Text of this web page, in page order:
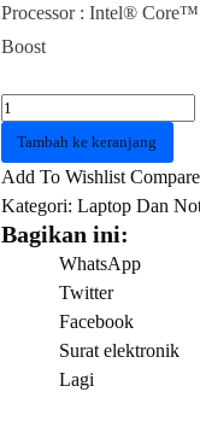
Processor : Intel®
Boost
Kuantitas
HP
14
7M4V9PA
Core
Tambah ke keranjang
Add To Wishlist Compare
Kategori: Laptop Dan
Bagikan ini:
WhatsApp
Twitter
Facebook
Surat elektronik
Lagi